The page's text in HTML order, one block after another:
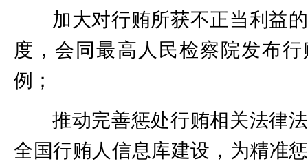
加大对行贿所获不正当利益
度，会同最高人民检察院发布
例；
推动完善惩处行贿相关法律
全国行贿人信息库建设，为精准